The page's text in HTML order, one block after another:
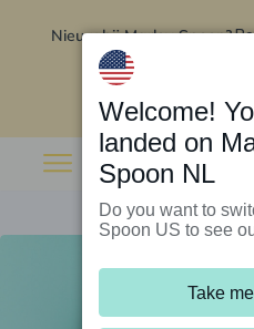
Nieuw bij Marley Spoon?
Welcome!
landed on
Spoon NL
Do you want to
Spoon US to see
Take